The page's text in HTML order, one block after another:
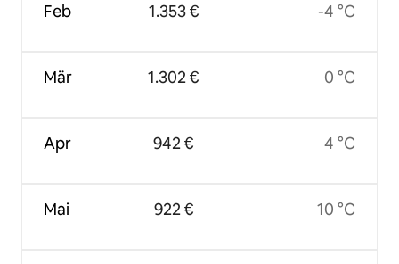
Feb
Mär
Apr
Mai
1.353 €
1.302 €
942 €
922 €
-4 °C
0 °C
4 °C
10 °C